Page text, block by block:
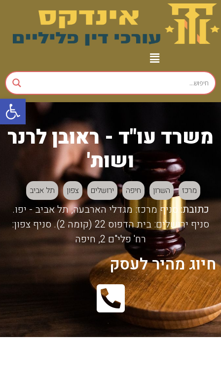
משרד עו"ד - ראובן לרנר
ושות'
מרכז השרון חיפה ירושלים צפון תל אביב
כתובת: סניף מרכז: מגדלי הארבעה, תל אביב - יפו.
סניף ירושלים: בית הדפוס 22 (קומה 2). סניף צפון:
רח' פלי"ם 2, חיפה
חיוג מהיר לעסק